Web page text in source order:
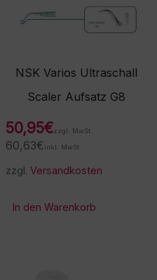
NSK Varios Ultraschall
Scaler Aufsatz G8
50,95€zzgl. MwSt.
60,63€ inkl. MwSt.
zzgl.Versandkosten
In den Warenkorb